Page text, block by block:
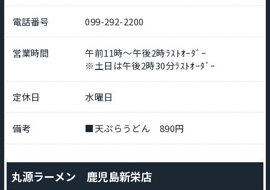
電話番号 099-292-2200
営業時間
午前11時～午後2時ﾗｽﾄｵｰﾀﾞｰ
※土日は午後2時30分ﾗｽﾄｵｰﾀﾞｰ
定休日 水曜日
備考 ■天ぷらうどん 890円
丸源ラーメン 鹿児島新栄店